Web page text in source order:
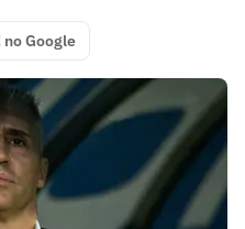
no Google